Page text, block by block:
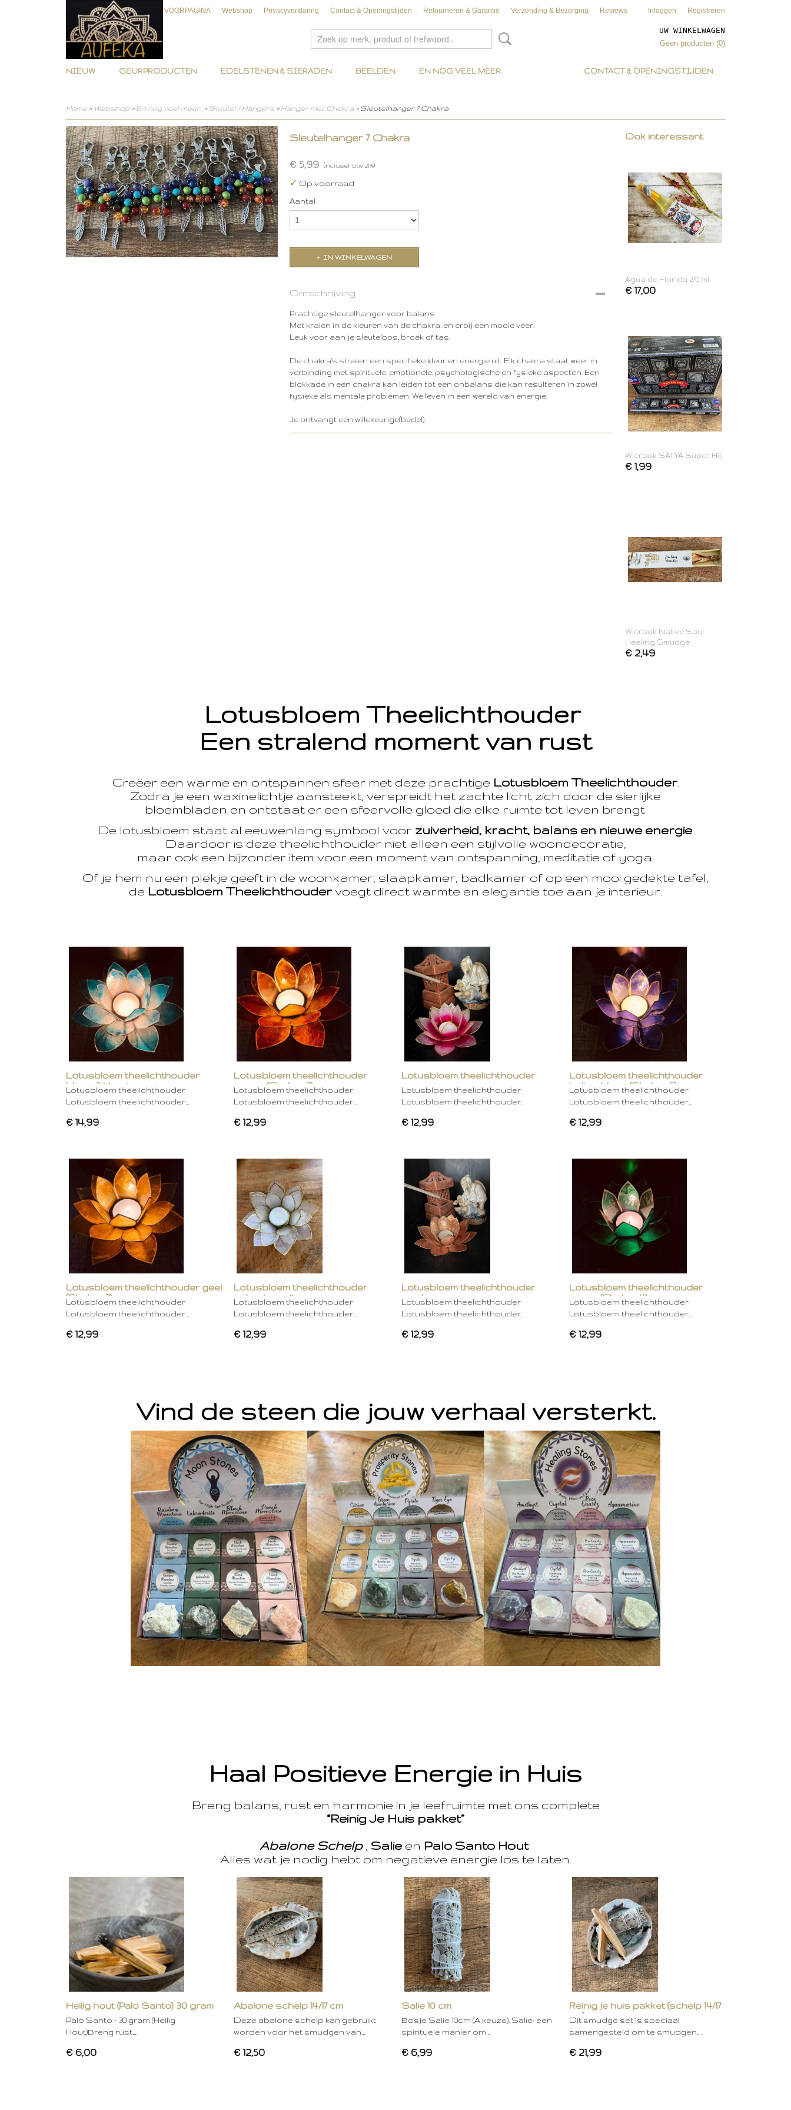
VOORPAGINA Webshop Privacyverklaring Contact & Openingstijden Retourneren & Garantie Verzending & Bezorging Reviews Inloggen Registreren
UW WINKELWAGEN
Geen producten (0)
CONTACT & OPENINGSTIJDEN
NIEUW GEURPRODUCTEN EDELSTENEN & SIERADEN BEELDEN EN NOG VEEL MEER..
Home > Webshop > En nog veel meer.. > Sleutel / Hangers > Hanger met Chakra > Sleutelhanger 7 Chakra
Sleutelhanger 7 Chakra
€ 5,99 (inclusief btw 21%)
✓ Op voorraad
Aantal
IN WINKELWAGEN
Omschrijving
Prachtige sleutelhanger voor balans
Met kralen in de kleuren van de chakra, en erbij een mooie veer.
Leuk voor aan je sleutelbos, broek of tas.
De chakra's stralen een specifieke kleur en energie uit. Elk chakra staat weer in
verbinding met spirituele, emotionele, psychologische en fysieke aspecten. Een
blokkade in een chakra kan leiden tot een onbalans die kan resulteren in zowel
fysieke als mentale problemen. We leven in een wereld van energie.
Je ontvangt een willekeurige(bedel).
Ook interessant
Agua de Florida 270 ml
€ 17,00
Wierook SATYA Super Hit
€ 1,99
Wierook Native Soul
Healing Smudge
€ 2,49
Lotusbloem Theelichthouder
Een stralend moment van rust
Creëer een warme en ontspannen sfeer met deze prachtige Lotusbloem Theelichthouder.
Zodra je een waxinelichtje aansteekt, verspreidt het zachte licht zich door de sierlijke
bloembladen en ontstaat er een sfeervolle gloed die elke ruimte tot leven brengt.
De lotusbloem staat al eeuwenlang symbool voor zuiverheid, kracht, balans en nieuwe energie.
Daardoor is deze theelichthouder niet alleen een stijlvolle woondecoratie,
maar ook een bijzonder item voor een moment van ontspanning, meditatie of yoga.
Of je hem nu een plekje geeft in de woonkamer, slaapkamer, badkamer of op een mooi gedekte tafel,
de Lotusbloem Theelichthouder voegt direct warmte en elegantie toe aan je interieur.
Lotusbloem theelichthouder
blauw 2 kleurig
Lotusbloem theelichthouder
Lotusbloem theelichthouder…
€ 14,99
Lotusbloem theelichthouder
oranje (Chakra 2)
Lotusbloem theelichthouder
Lotusbloem theelichthouder…
€ 12,99
Lotusbloem theelichthouder
rose
Lotusbloem theelichthouder
Lotusbloem theelichthouder…
€ 12,99
Lotusbloem theelichthouder
indigo blauw (Chakra 6)
Lotusbloem theelichthouder
Lotusbloem theelichthouder…
€ 12,99
Lotusbloem theelichthouder geel
(Chakra 3)
Lotusbloem theelichthouder
Lotusbloem theelichthouder…
€ 12,99
Lotusbloem theelichthouder
gebroken wit
Lotusbloem theelichthouder
Lotusbloem theelichthouder…
€ 12,99
Lotusbloem theelichthouder
mocha
Lotusbloem theelichthouder
Lotusbloem theelichthouder…
€ 12,99
Lotusbloem theelichthouder
groen (Chakra 4)
Lotusbloem theelichthouder
Lotusbloem theelichthouder…
€ 12,99
Vind de steen die jouw verhaal versterkt.
Haal Positieve Energie in Huis
Breng balans, rust en harmonie in je leefruimte met ons complete
“Reinig Je Huis pakket”
Abalone Schelp, Salie en Palo Santo Hout
Alles wat je nodig hebt om negatieve energie los te laten.
Heilig hout (Palo Santo) 30 gram
Palo Santo – 30 gram (Heilig
Hout)Breng rust,…
€ 6,00
Abalone schelp 14/17 cm
Deze abalone schelp kan gebruikt
worden voor het smudgen van…
€ 12,50
Salie 10 cm
Bosje Salie 10cm (A keuze). Salie: een
spirituele manier om…
€ 6,99
Reinig je huis pakket (schelp 14/17
cm)
Dit smudge set is speciaal
samengesteld om te smudgen.…
€ 21,99